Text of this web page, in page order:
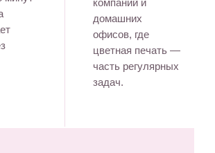
компаний и
домашних
офисов, где
цветная печать —
часть регулярных
задач.